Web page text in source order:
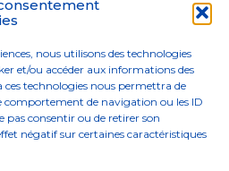
nous utilisons des technologies
et/ou accéder aux informations des
ces technologies nous permettra de
comportement de navigation ou les ID
pas consentir ou de retirer son
négatif sur certaines caractéristiques